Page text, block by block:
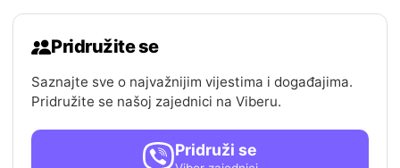
Pridružite se
Saznajte sve o najvažnijim vijestima i događajima.
Pridružite se našoj zajednici na Viberu.
Pridruži se